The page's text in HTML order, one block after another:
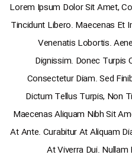
Lorem Ipsum Dolor Sit Amet,
Tincidunt Libero. Maecenas Et
Venenatis Lobortis.
Dignissim. Donec Turpis
Consectetur Diam. Sed
Dictum Tellus Turpis, Non
Maecenas Aliquam Nibh Sit
At Ante. Curabitur At Aliquam
At Viverra Dui. Nullam